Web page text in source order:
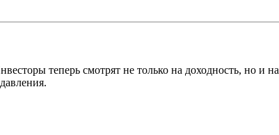
теперь смотрят не только на доходность, но и на